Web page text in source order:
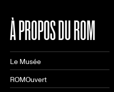
À PROPOS DU ROM
Le Musée
ROMOuvert